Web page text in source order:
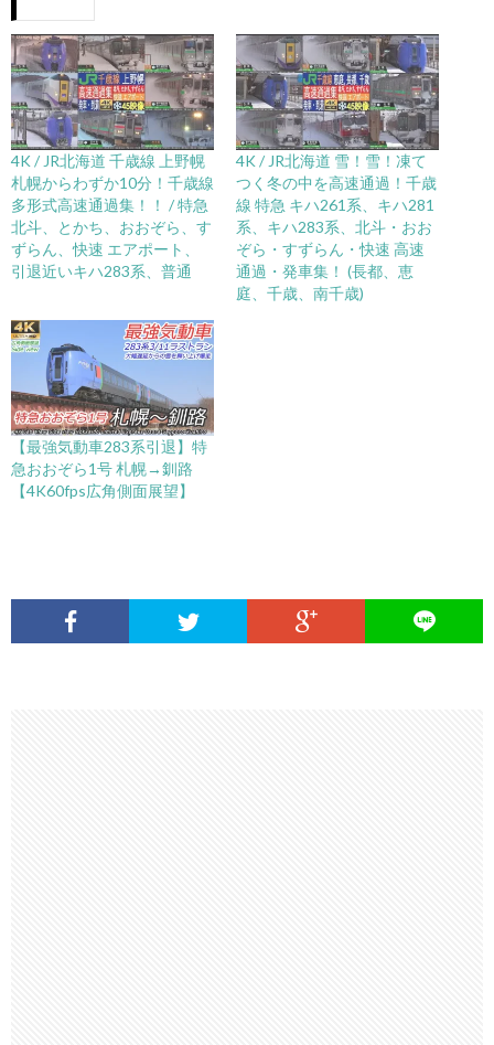
4K / JR北海道 千歳線 上野幌
札幌からわずか10分！千歳線
多形式高速通過集！！ / 特急
北斗、とかち、おおぞら、す
ずらん、快速 エアポート、
引退近いキハ283系、普通
4K / JR北海道 雪！雪！凍て
つく冬の中を高速通過！千歳
線 特急 キハ261系、キハ281
系、キハ283系、北斗・おお
ぞら・すずらん・快速 高速
通過・発車集！ (長都、恵
庭、千歳、南千歳)
【最強気動車283系引退】特
急おおぞら1号 札幌→釧路
【4K60fps広角側面展望】